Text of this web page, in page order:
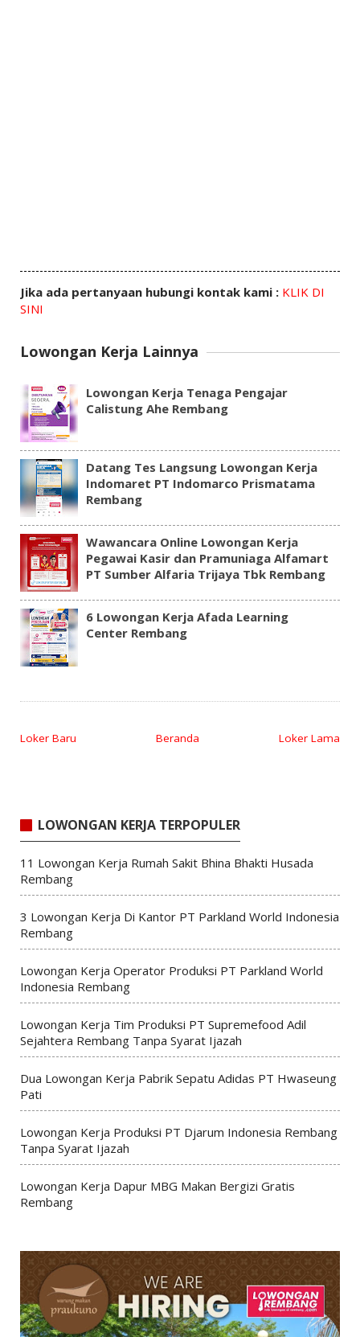
Jika ada pertanyaan hubungi kontak kami : KLIK DI
SINI
Lowongan Kerja Lainnya
Lowongan Kerja Tenaga Pengajar
Calistung Ahe Rembang
Datang Tes Langsung Lowongan Kerja
Indomaret PT Indomarco Prismatama
Rembang
Wawancara Online Lowongan Kerja
Pegawai Kasir dan Pramuniaga Alfamart
PT Sumber Alfaria Trijaya Tbk Rembang
6 Lowongan Kerja Afada Learning
Center Rembang
Loker Baru Loker Lama
Beranda
LOWONGAN KERJA TERPOPULER
11 Lowongan Kerja Rumah Sakit Bhina Bhakti Husada
Rembang
3 Lowongan Kerja Di Kantor PT Parkland World Indonesia
Rembang
Lowongan Kerja Operator Produksi PT Parkland World
Indonesia Rembang
Lowongan Kerja Tim Produksi PT Supremefood Adil
Sejahtera Rembang Tanpa Syarat Ijazah
Dua Lowongan Kerja Pabrik Sepatu Adidas PT Hwaseung
Pati
Lowongan Kerja Produksi PT Djarum Indonesia Rembang
Tanpa Syarat Ijazah
Lowongan Kerja Dapur MBG Makan Bergizi Gratis
Rembang